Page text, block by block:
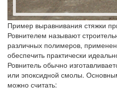
Пример выравнивания стяжки
Ровнителем называют
различных полимеров,
обеспечить практически
Ровнитель обычно
или эпоксидной смолы.
можно считать: